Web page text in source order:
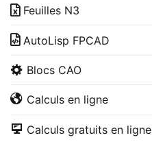
Feuilles N3
AutoLisp FPCAD
Blocs CAO
Calculs en ligne
Calculs gratuits en ligne